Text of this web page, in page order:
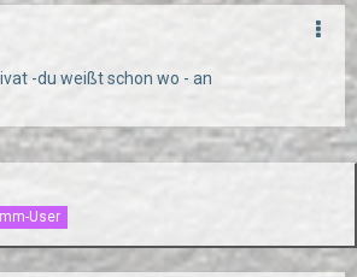
-du weißt schon wo - an
User